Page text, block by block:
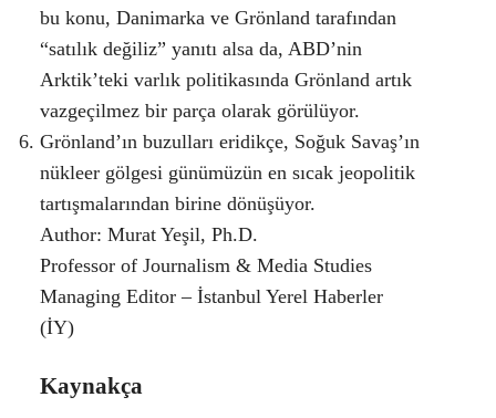
bu konu, Danimarka ve Grönland tarafından
“satılık değiliz” yanıtı alsa da, ABD’nin
Arktik’teki varlık politikasında Grönland artık
vazgeçilmez bir parça olarak görülüyor.
Grönland’ın buzulları eridikçe, Soğuk Savaş’ın
nükleer gölgesi günümüzün en sıcak jeopolitik
tartışmalarından birine dönüşüyor.
Author: Murat Yeşil, Ph.D.
Professor of Journalism & Media Studies
Managing Editor – İstanbul Yerel Haberler
(İY)
Kaynakça